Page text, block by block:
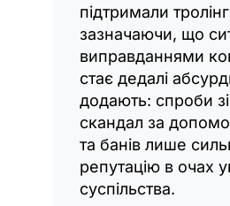
підтримали
зазначаючи, що
виправданнями
стає дедалі
додають: спроби
скандал за
та банів лише
репутацію в очах
суспільства.